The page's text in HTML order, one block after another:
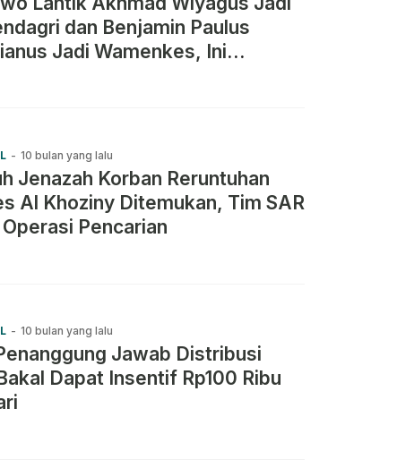
dan Benjamin Paulus
Jadi Wamenkes, Ini
- 10 bulan yang lalu
Jenazah Korban Reruntuhan
Al Khoziny Ditemukan, Tim SAR
Pencarian
- 10 bulan yang lalu
Jawab Distribusi
Dapat Insentif Rp100 Ribu